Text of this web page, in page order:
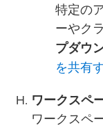
特定の
ーやク
プダウ
を共有
ワークスペ
ワークスペ